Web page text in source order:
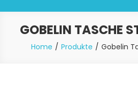
GOBELIN TASCHE
Home Produkte Gobelin